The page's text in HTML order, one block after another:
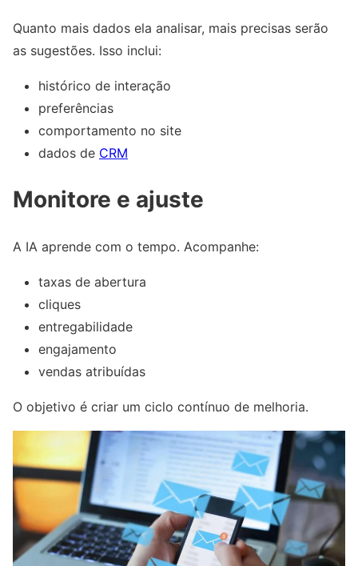
Quanto mais dados ela analisar, mais precisas serão
as sugestões. Isso inclui:
histórico de interação
preferências
comportamento no site
dados de CRM
Monitore e ajuste
A IA aprende com o tempo. Acompanhe:
taxas de abertura
cliques
entregabilidade
engajamento
vendas atribuídas
O objetivo é criar um ciclo contínuo de melhoria.